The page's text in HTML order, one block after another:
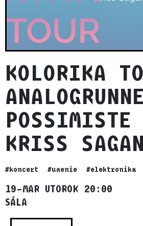
KOLORIKA
POSSIMISTE
KRISS SAGAN
#koncert #umenie #elektronika
19–MAR UTOROK 20:00
SÁLA